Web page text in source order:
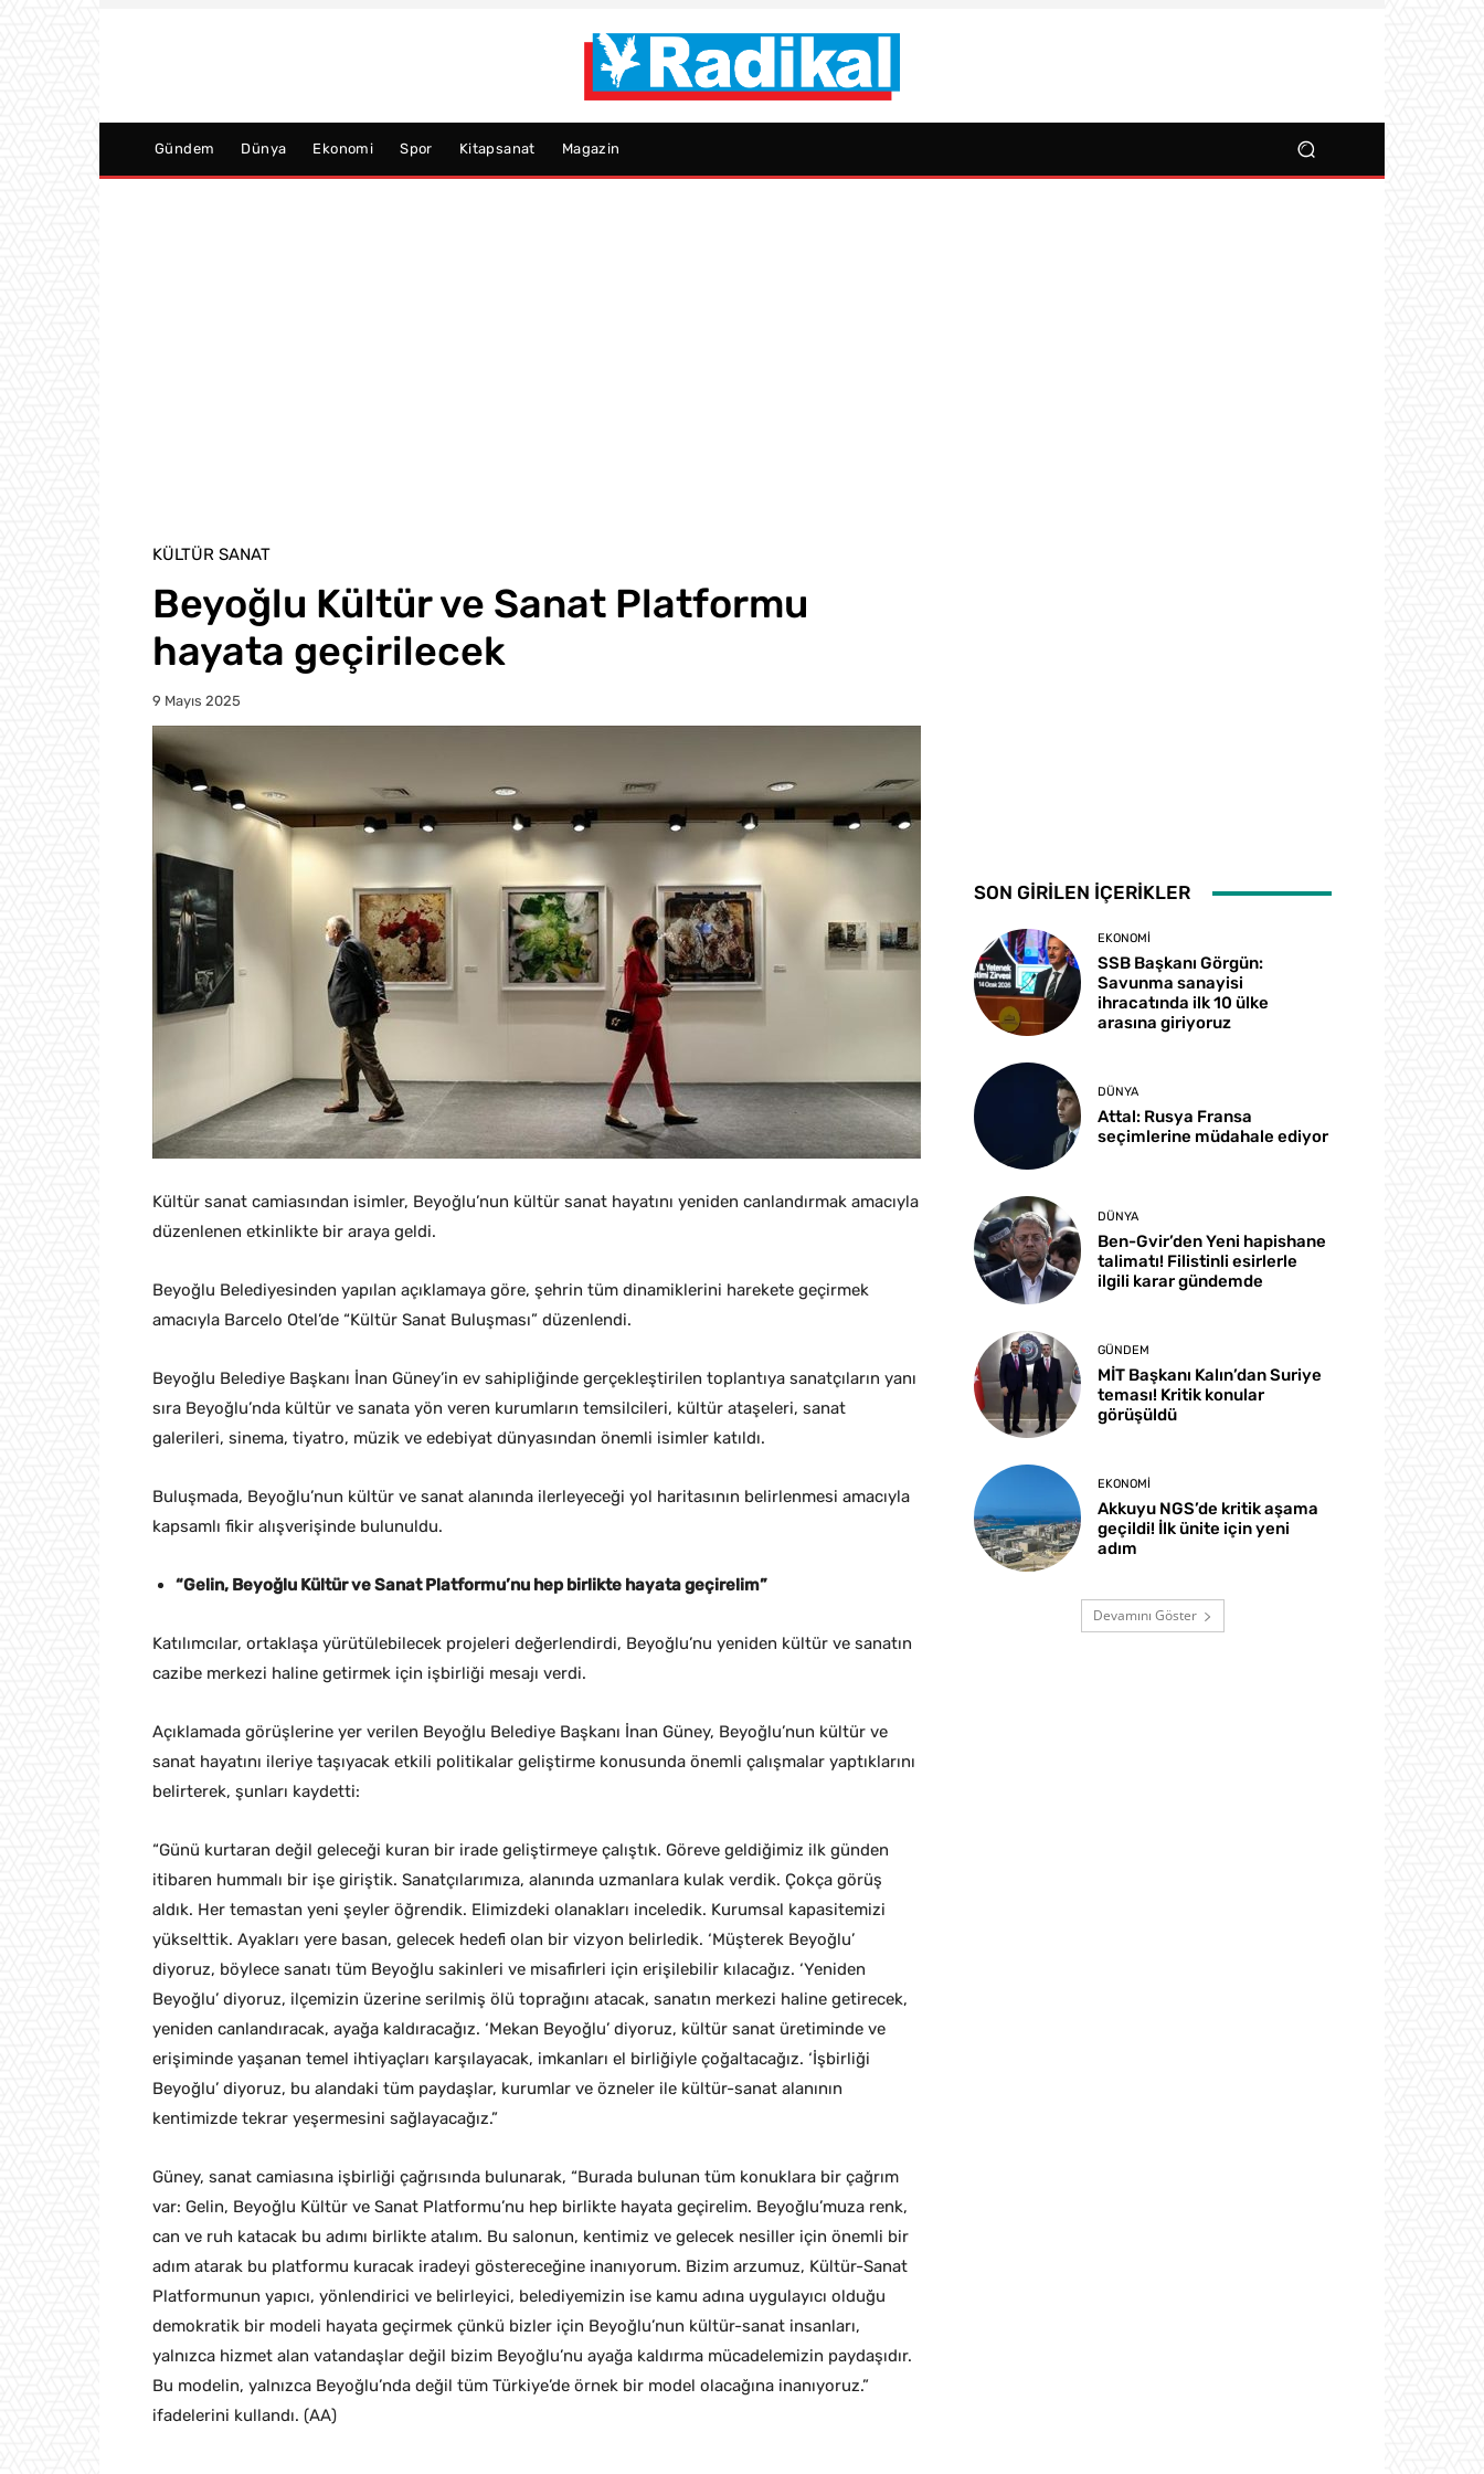
Gündem Dünya Ekonomi Spor Kitapsanat Magazin
KÜLTÜR SANAT
Beyoğlu Kültür ve Sanat Platformu
hayata geçirilecek
9 Mayıs 2025
Kültür sanat camiasından isimler, Beyoğlu’nun kültür sanat hayatını yeniden canlandırmak amacıyla
düzenlenen etkinlikte bir araya geldi.
Beyoğlu Belediyesinden yapılan açıklamaya göre, şehrin tüm dinamiklerini harekete geçirmek
amacıyla Barcelo Otel’de “Kültür Sanat Buluşması” düzenlendi.
Beyoğlu Belediye Başkanı İnan Güney’in ev sahipliğinde gerçekleştirilen toplantıya sanatçıların yanı
sıra Beyoğlu’nda kültür ve sanata yön veren kurumların temsilcileri, kültür ataşeleri, sanat
galerileri, sinema, tiyatro, müzik ve edebiyat dünyasından önemli isimler katıldı.
Buluşmada, Beyoğlu’nun kültür ve sanat alanında ilerleyeceği yol haritasının belirlenmesi amacıyla
kapsamlı fikir alışverişinde bulunuldu.
“Gelin, Beyoğlu Kültür ve Sanat Platformu’nu hep birlikte hayata geçirelim”
Katılımcılar, ortaklaşa yürütülebilecek projeleri değerlendirdi, Beyoğlu’nu yeniden kültür ve sanatın
cazibe merkezi haline getirmek için işbirliği mesajı verdi.
Açıklamada görüşlerine yer verilen Beyoğlu Belediye Başkanı İnan Güney, Beyoğlu’nun kültür ve
sanat hayatını ileriye taşıyacak etkili politikalar geliştirme konusunda önemli çalışmalar yaptıklarını
belirterek, şunları kaydetti:
“Günü kurtaran değil geleceği kuran bir irade geliştirmeye çalıştık. Göreve geldiğimiz ilk günden
itibaren hummalı bir işe giriştik. Sanatçılarımıza, alanında uzmanlara kulak verdik. Çokça görüş
aldık. Her temastan yeni şeyler öğrendik. Elimizdeki olanakları inceledik. Kurumsal kapasitemizi
yükselttik. Ayakları yere basan, gelecek hedefi olan bir vizyon belirledik. ‘Müşterek Beyoğlu’
diyoruz, böylece sanatı tüm Beyoğlu sakinleri ve misafirleri için erişilebilir kılacağız. ‘Yeniden
Beyoğlu’ diyoruz, ilçemizin üzerine serilmiş ölü toprağını atacak, sanatın merkezi haline getirecek,
yeniden canlandıracak, ayağa kaldıracağız. ‘Mekan Beyoğlu’ diyoruz, kültür sanat üretiminde ve
erişiminde yaşanan temel ihtiyaçları karşılayacak, imkanları el birliğiyle çoğaltacağız. ‘İşbirliği
Beyoğlu’ diyoruz, bu alandaki tüm paydaşlar, kurumlar ve özneler ile kültür-sanat alanının
kentimizde tekrar yeşermesini sağlayacağız.”
Güney, sanat camiasına işbirliği çağrısında bulunarak, “Burada bulunan tüm konuklara bir çağrım
var: Gelin, Beyoğlu Kültür ve Sanat Platformu’nu hep birlikte hayata geçirelim. Beyoğlu’muza renk,
can ve ruh katacak bu adımı birlikte atalım. Bu salonun, kentimiz ve gelecek nesiller için önemli bir
adım atarak bu platformu kuracak iradeyi göstereceğine inanıyorum. Bizim arzumuz, Kültür-Sanat
Platformunun yapıcı, yönlendirici ve belirleyici, belediyemizin ise kamu adına uygulayıcı olduğu
demokratik bir modeli hayata geçirmek çünkü bizler için Beyoğlu’nun kültür-sanat insanları,
yalnızca hizmet alan vatandaşlar değil bizim Beyoğlu’nu ayağa kaldırma mücadelemizin paydaşıdır.
Bu modelin, yalnızca Beyoğlu’nda değil tüm Türkiye’de örnek bir model olacağına inanıyoruz.”
ifadelerini kullandı. (AA)
SON GİRİLEN İÇERİKLER
EKONOMI
SSB Başkanı Görgün:
Savunma sanayisi
ihracatında ilk 10 ülke
arasına giriyoruz
DÜNYA
Attal: Rusya Fransa
seçimlerine müdahale ediyor
DÜNYA
Ben-Gvir’den Yeni hapishane
talimatı! Filistinli esirlerle
ilgili karar gündemde
GÜNDEM
MİT Başkanı Kalın’dan Suriye
teması! Kritik konular
görüşüldü
EKONOMI
Akkuyu NGS’de kritik aşama
geçildi! İlk ünite için yeni
adım
Devamını Göster